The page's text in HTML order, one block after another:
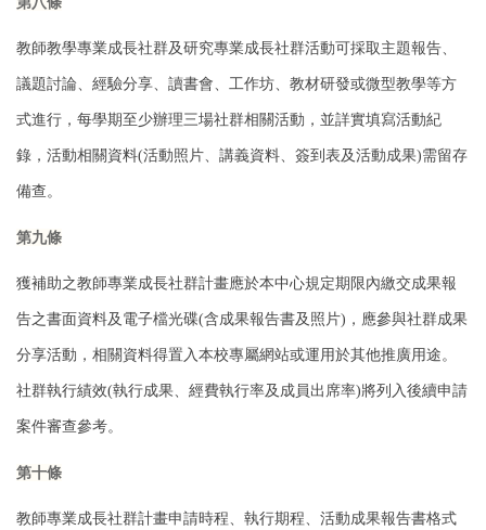
教師教學專業成長社群及研究專業成長社群活動可採取主題報告、
議題討論、經驗分享、讀書會、工作坊、教材研發或微型教學等方
式進行，每學期至少辦理三場社群相關活動，並詳實填寫活動紀
錄，活動相關資料(活動照片、講義資料、簽到表及活動成果)需留存
備查。
第九條
獲補助之教師專業成長社群計畫應於本中心規定期限內繳交成果報
告之書面資料及 電子檔光碟(含成果報告書及照片)，應參與社群成果
分享活動，相關資料得置入本校專屬網站或運用於其他推廣用途。
社群執行績效(執行成果、經費執行率及成員 出席率)將列入後續申請
案件審查參考。
第十條
教師專業成長社群計畫申請時程、執行期程、活動成果報告書格式